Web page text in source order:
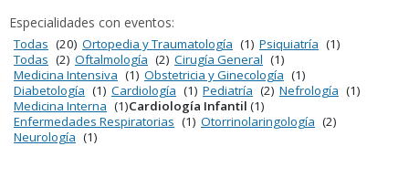
Especialidades con eventos:
Todas (20) Ortopedia y Traumatología (1) Psiquiatría (1)
Todas (2) Oftalmología (2) Cirugía General (1)
Medicina Intensiva (1) Obstetricia y Ginecología (1)
Diabetología (1) Cardiología (1) Pediatría (2) Nefrología (1)
Medicina Interna (1)Cardiología Infantil (1)
Enfermedades Respiratorias (1) Otorrinolaringología (2)
Neurología (1)